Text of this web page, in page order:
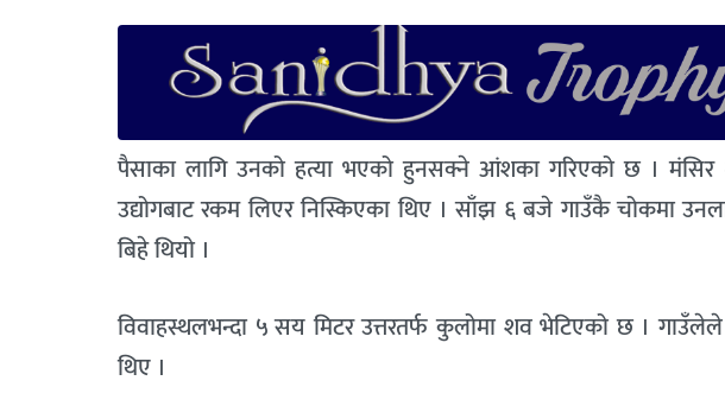
पैसाका लागि उनको हत्या भएको हुनसक्ने आंशका गरिएको छ । मंसिर
उद्योगबाट रकम लिएर निस्किएका थिए । साँझ ६ बजे गाउँकै चोकमा
बिहे थियो ।
विवाहस्थलभन्दा ५ सय मिटर उत्तरतर्फ कुलोमा शव भेटिएको छ ।
थिए ।